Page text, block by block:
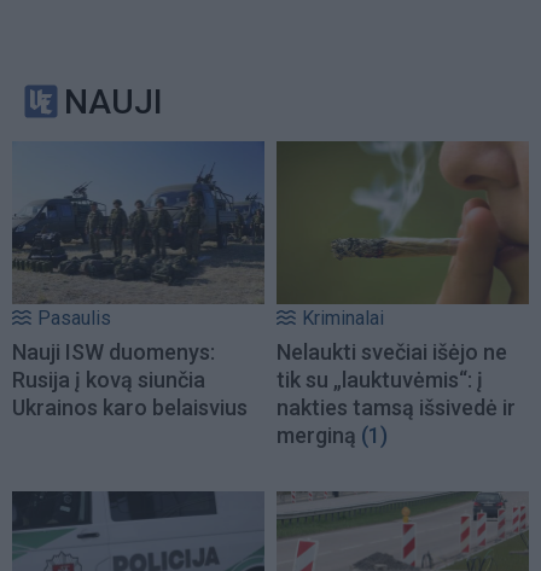
NAUJI
Pasaulis
Nauji ISW duomenys:
Rusija į kovą siunčia
Ukrainos karo belaisvius
Kriminalai
Nelaukti svečiai išėjo ne
tik su „lauktuvėmis“: į
nakties tamsą išsivedė ir
merginą (1)